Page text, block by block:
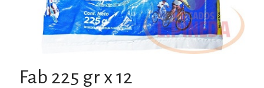
Fab 225 gr x 12